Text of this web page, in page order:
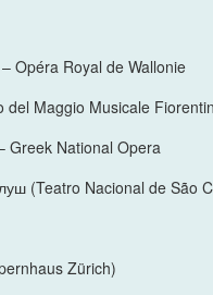
Opéra Royal de Wallonie
Maggio Musicale
Greek National Opera
(Teatro Nacional de São
Zürich)